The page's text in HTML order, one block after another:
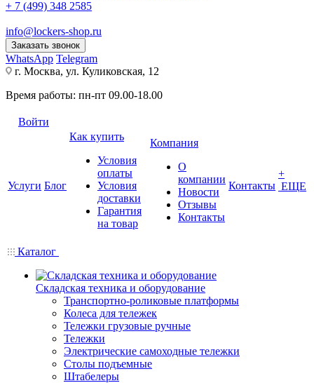
+ 7 (499) 348 2585
info@lockers-shop.ru
Заказать звонок
WhatsApp Telegram
г. Москва, ул. Куликовская, 12
Время работы: пн-пт 09.00-18.00
Войти
Услуги Блог
Как купить
Условия
оплаты
Условия
доставки
Гарантия
на товар
Компания
О
компании
Новости
Отзывы
Контакты
Контакты
+
ЕЩЕ
Каталог
Складская техника и оборудование
Транспортно-роликовые платформы
Колеса для тележек
Тележки грузовые ручные
Тележки
Электрические самоходные тележки
Столы подъемные
Штабелеры